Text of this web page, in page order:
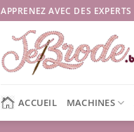
APPRENEZ AVEC DES
ACCUEIL MACHINES